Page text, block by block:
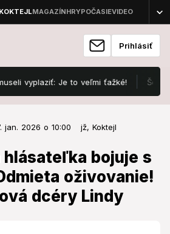
Prihlásiť
Je to veľmi ťažké! Šokujúca
jan. 2026 o 10:00 jž, Koktejl
hlásateľka bojuje s
oživovanie!
dcéry Lindy
17. jan. 2026 o 10:00
bojuje s
oživovanie!
dcéry Lindy